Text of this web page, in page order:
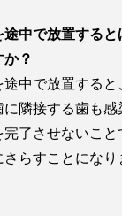
途中で放置する
？
途中で放置する
に隣接する歯も
完了させないこ
らすことになり